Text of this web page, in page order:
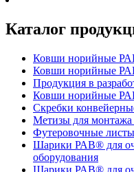
Каталог
Ковши норийные
Ковши норийные
Продукция в
Ковши норийные
Скребки
Метизы для
Футеровочные листы
Шарики РАВ® для
оборудования
Шарики РАВ® для